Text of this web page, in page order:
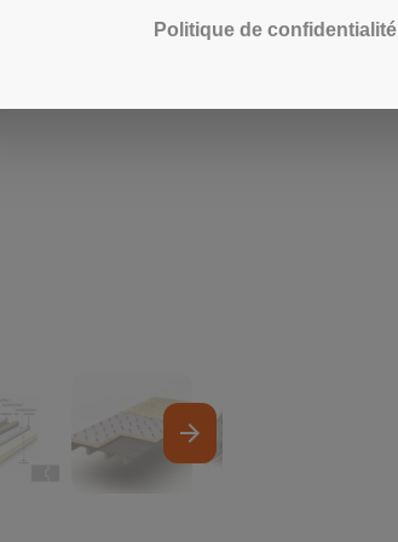
arrow_forward
Politique de confidentialité